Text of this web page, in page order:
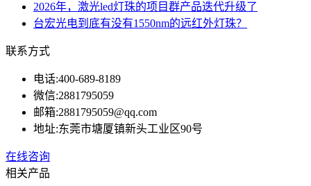
2026年，激光led灯珠的项目群产品迭代升级了
台宏光电到底有没有1550nm的远红外灯珠？
联系方式
电话:400-689-8189
微信:2881795059
邮箱:2881795059@qq.com
地址:东莞市塘厦镇新头工业区90号
在线咨询
相关产品